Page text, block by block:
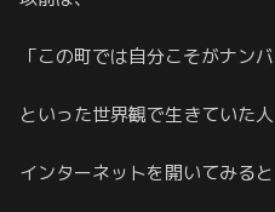
「この町では自分こそがナン
といった世界観で生きていた人
インターネットを開いてみると